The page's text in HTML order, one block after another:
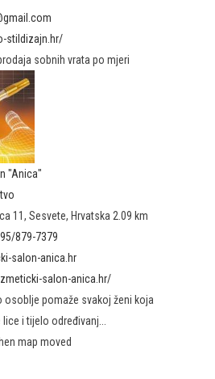
stildizajn.hr/
sobnih vrata po mjeri
"Anica"
11, Sesvete, Hrvatska 2.09 km
879-7379
salon-anica.hr
salon-anica.hr/
osoblje pomaže svakoj ženi koja
i tijelo određivanj...
map moved